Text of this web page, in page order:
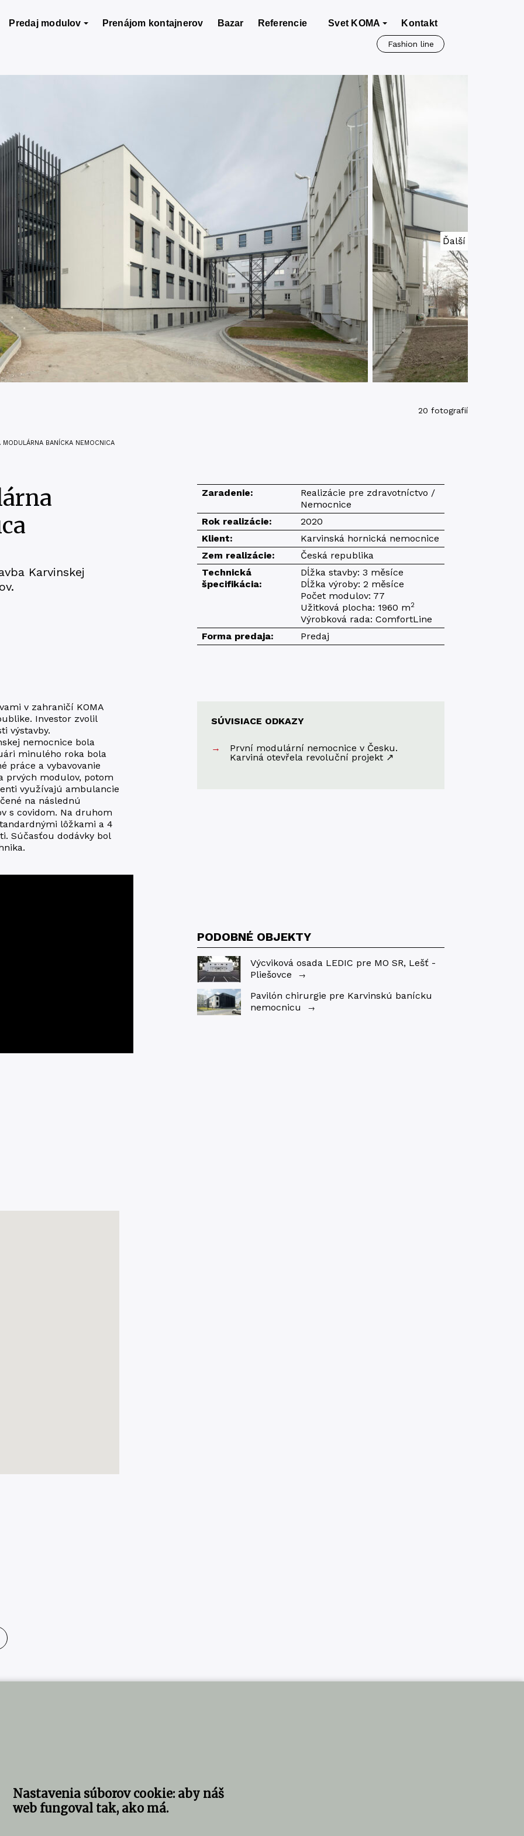
Nastavenia súborov cookie: aby náš
web fungoval tak, ako má.
Predaj modulov Prenájom kontajnerov Bazar Referencie Svet KOMA Kontakt
Fashion line
Ďalší
20 fotografií
MODULÁRNA BANÍCKA NEMOCNICA
Karvinskej
Zaradenie:
Realizácie pre zdravotníctvo /
Nemocnice
Rok realizácie:
2020
Klient:
Karvinská hornická nemocnice
Zem realizácie:
Česká republika
Technická
špecifikácia:
Dĺžka stavby: 3 měsíce
Dĺžka výroby: 2 měsíce
Počet modulov: 77
Užitková plocha: 1960 m2
Výrobková rada: ComfortLine
Forma predaja:
Predaj
v zahraničí KOMA
Investor zvolil
výstavby.
nemocnice bola
minulého roka bola
práce a vybavovanie
prvých modulov, potom
využívajú ambulancie
na následnú
s covidom. Na druhom
lôžkami a 4
Súčasťou dodávky bol
SÚVISIACE ODKAZY
První modulární nemocnice v Česku.
Karviná otevřela revoluční projekt ↗
PODOBNÉ OBJEKTY
Výcviková osada LEDIC pre MO SR, Lešť -
Pliešovce
→
Pavilón chirurgie pre Karvinskú banícku
nemocnicu
→